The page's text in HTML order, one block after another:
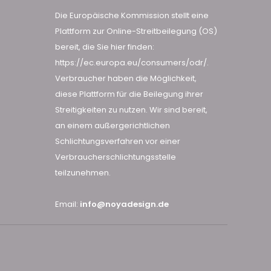
Die Europäische Kommission stellt eine
Plattform zur Online-Streitbeilegung (OS)
bereit, die Sie hier finden:
https://ec.europa.eu/consumers/odr/.
Verbraucher haben die Möglichkeit,
diese Plattform für die Beilegung ihrer
Streitigkeiten zu nutzen. Wir sind bereit,
an einem außergerichtlichen
Schlichtungsverfahren vor einer
Verbraucherschlichtungsstelle
teilzunehmen.
Email: info@noyadesign.de